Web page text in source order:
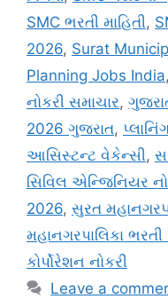
SMC ભરતી માહિતી,
2026, Surat
Planning Jobs India,
નોકરી સમાચાર,
2026 ગુજરાત,
આસિસ્ટન્ટ વેકેન્સી,
સિવિલ એન્જિનિયર
2026, સુરત
મહાનગરપાલિકા
કોર્પોરેશન નોકરી
Leave a